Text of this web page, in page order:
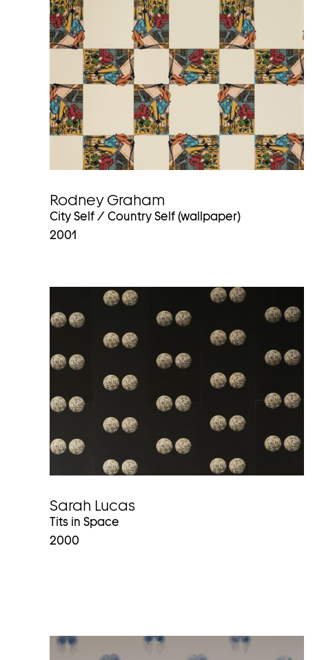
Rodney Graham
City Self / Country Self (wallpaper)
2001
Sarah Lucas
Tits in Space
2000